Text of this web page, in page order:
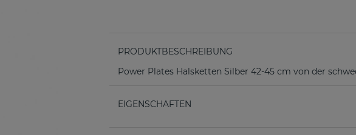
PRODUKTBESCHREIBUNG
Power Plates Halsketten Silber 42-45 cm von der
EIGENSCHAFTEN